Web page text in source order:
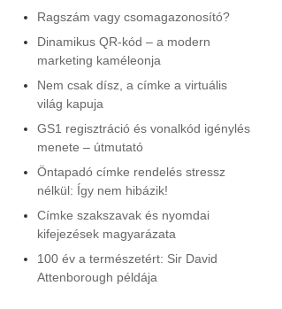
Ragszám vagy csomagazonosító?
Dinamikus QR-kód – a modern
marketing kaméleonja
Nem csak dísz, a címke a virtuális
világ kapuja
GS1 regisztráció és vonalkód igénylés
menete – útmutató
Öntapadó címke rendelés stressz
nélkül: Így nem hibázik!
Címke szakszavak és nyomdai
kifejezések magyarázata
100 év a természetért: Sir David
Attenborough példája